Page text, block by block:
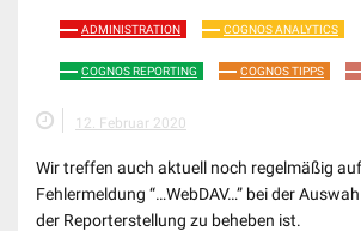
ADMINISTRATION COGNOS ANALYTICS
COGNOS REPORTING COGNOS TIPPS
12. Februar 2020
Wir treffen auch aktuell noch regelmäßig
Fehlermeldung “…WebDAV…” bei der
der Reporterstellung zu beheben ist.